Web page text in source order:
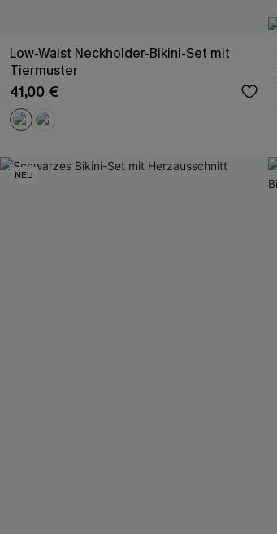
Low-Waist Neckholder-Bikini-Set mit
Tiermuster
41,00 €
NEU